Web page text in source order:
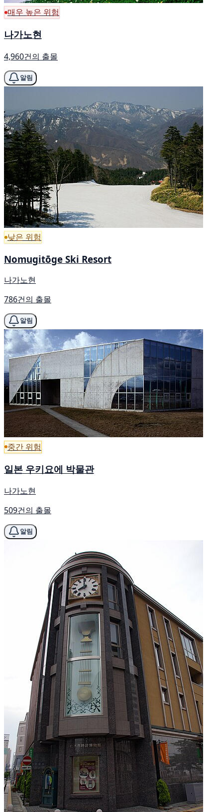
매우 높은 위험
나가노현
4,960건의 출몰
알림
낮은 위험
Nomugitōge Ski Resort
나가노현
786건의 출몰
알림
중간 위험
일본 우키요에 박물관
나가노현
509건의 출몰
알림